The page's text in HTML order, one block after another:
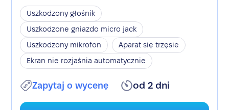
Uszkodzony głośnik
Uszkodzone gniazdo micro jack
Uszkodzony mikrofon
Aparat się trzęsie
Ekran nie rozjaśnia automatycznie
Zapytaj o wycenę od 2 dni